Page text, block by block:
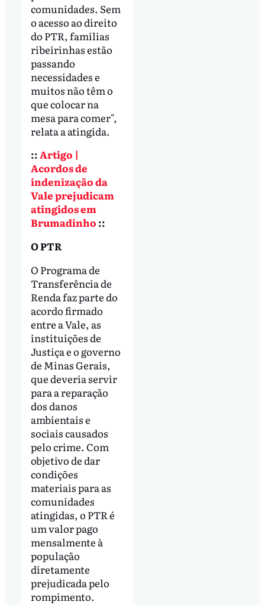
comunidades. Sem
o acesso ao direito
do PTR, famílias
ribeirinhas estão
passando
necessidades e
muitos não têm o
que colocar na
mesa para comer",
relata a atingida.
::Artigo |
Acordos de
indenização da
Vale prejudicam
atingidos em
Brumadinho ::
O PTR
O Programa de
Transferência de
Renda faz parte do
acordo firmado
entre a Vale, as
instituições de
Justiça e o governo
de Minas Gerais,
que deveria servir
para a reparação
dos danos
ambientais e
sociais causados
pelo crime. Com
objetivo de dar
condições
materiais para as
comunidades
atingidas, o PTR é
um valor pago
mensalmente à
população
diretamente
prejudicada pelo
rompimento.